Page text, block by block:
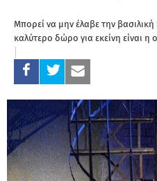
Μπορεί να μην έλαβε την βασιλική
καλύτερο δώρο για εκείνη είναι η